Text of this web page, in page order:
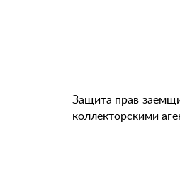
Защита прав
коллекторскими